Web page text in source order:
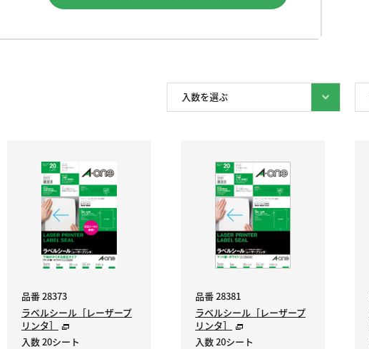
品番 28373
ラベルシール［レーザープ
リンタ］
入数 20シート
品番 28381
ラベルシール［レーザープ
リンタ］
入数 20シート